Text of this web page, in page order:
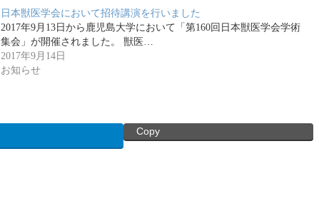
日本獣医学会において招待講演を行いました
2017年9月13日から鹿児島大学において「第160回日本獣医学会学術
集会」が開催されました。 獣医…
2017年9月14日
お知らせ
Copy